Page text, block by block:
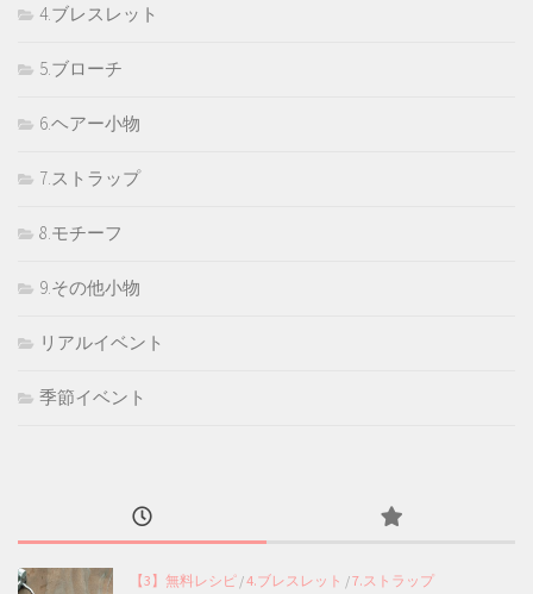
4.ブレスレット
5.ブローチ
6.ヘアー小物
7.ストラップ
8.モチーフ
9.その他小物
リアルイベント
季節イベント
【3】無料レシピ /4.ブレスレット /7.ストラップ